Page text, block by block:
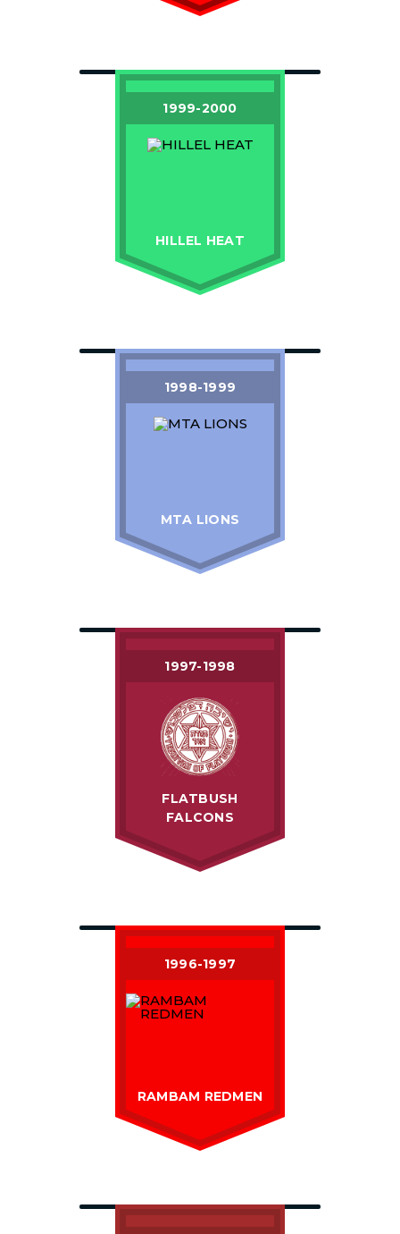
1999-2000
HILLEL HEAT
1998-1999
MTA LIONS
1997-1998
FLATBUSH
FALCONS
1996-1997
RAMBAM REDMEN